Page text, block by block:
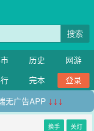
搜索
历史
网游
完本
登录
无广告APP ↓↓↓
换手 关灯